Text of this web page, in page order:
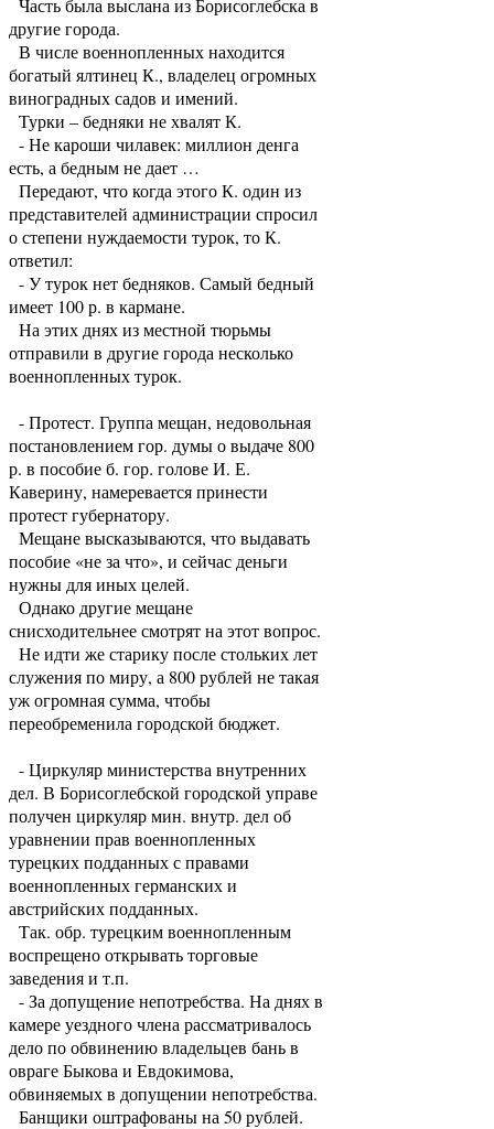
Часть была выслана из Борисоглебска в
другие города.
В числе военнопленных находится
богатый ялтинец К., владелец огромных
виноградных садов и имений.
Турки – бедняки не хвалят К.
- Не кароши чилавек: миллион денга
есть, а бедным не дает …
Передают, что когда этого К. один из
представителей администрации спросил
о степени нуждаемости турок, то К.
ответил:
- У турок нет бедняков. Самый бедный
имеет 100 р. в кармане.
На этих днях из местной тюрьмы
отправили в другие города несколько
военнопленных турок.
- Протест. Группа мещан, недовольная
постановлением гор. думы о выдаче 800
р. в пособие б. гор. голове И. Е.
Каверину, намеревается принести
протест губернатору.
Мещане высказываются, что выдавать
пособие «не за что», и сейчас деньги
нужны для иных целей.
Однако другие мещане
снисходительнее смотрят на этот вопрос.
Не идти же старику после стольких лет
служения по миру, а 800 рублей не такая
уж огромная сумма, чтобы
переобременила городской бюджет.
- Циркуляр министерства внутренних
дел. В Борисоглебской городской управе
получен циркуляр мин. внутр. дел об
уравнении прав военнопленных
турецких подданных с правами
военнопленных германских и
австрийских подданных.
Так. обр. турецким военнопленным
воспрещено открывать торговые
заведения и т.п.
- За допущение непотребства. На днях в
камере уездного члена рассматривалось
дело по обвинению владельцев бань в
овраге Быкова и Евдокимова,
обвиняемых в допущении непотребства.
Банщики оштрафованы на 50 рублей.